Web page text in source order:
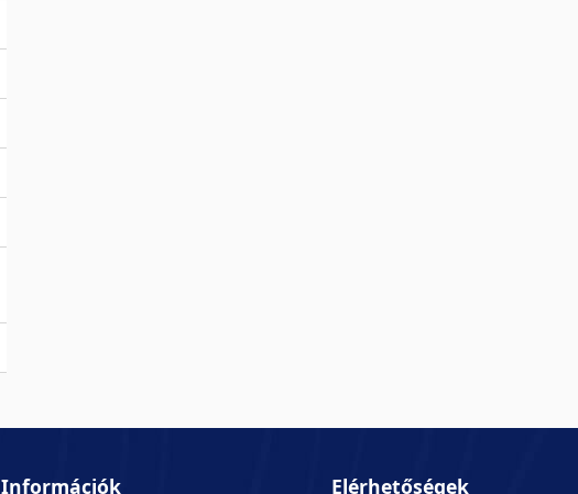
Információk Elérhetőségek